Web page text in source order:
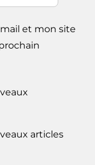
et mon site
articles